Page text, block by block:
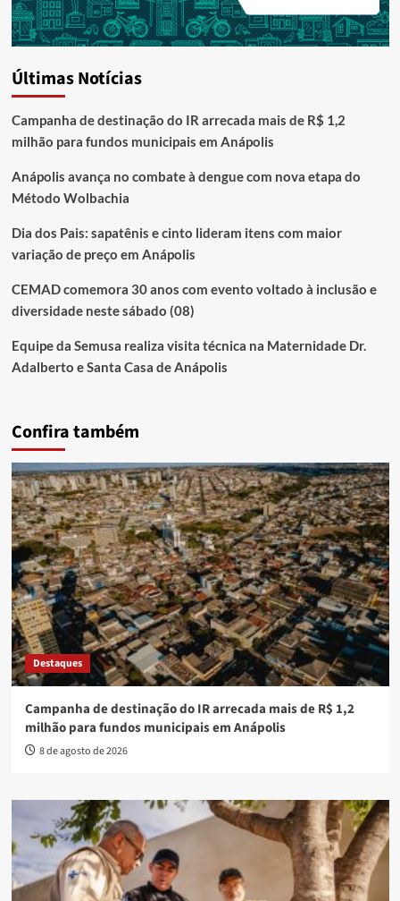
Últimas Notícias
Campanha de destinação do IR arrecada mais de R$ 1,2
milhão para fundos municipais em Anápolis
Anápolis avança no combate à dengue com nova etapa do
Método Wolbachia
Dia dos Pais: sapatênis e cinto lideram itens com maior
variação de preço em Anápolis
CEMAD comemora 30 anos com evento voltado à inclusão e
diversidade neste sábado (08)
Equipe da Semusa realiza visita técnica na Maternidade Dr.
Adalberto e Santa Casa de Anápolis
Confira também
Destaques
Campanha de destinação do IR arrecada mais de R$ 1,2
milhão para fundos municipais em Anápolis
8 de agosto de 2026